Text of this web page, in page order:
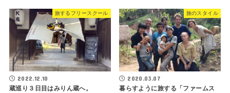
旅するフリースクール
2022.12.10
蔵巡り３日目はみりん蔵へ。
旅のスタイル
2020.03.07
暮らすように旅する「ファームス